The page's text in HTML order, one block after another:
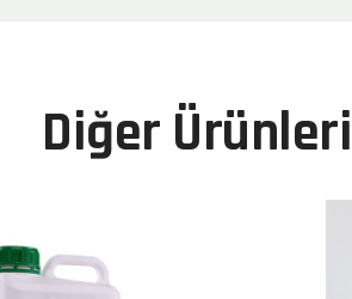
Diğer Ürünleri